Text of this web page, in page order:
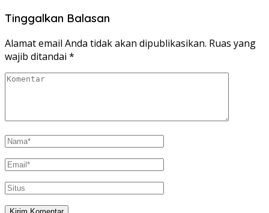
Tinggalkan Balasan
Alamat email Anda tidak akan dipublikasikan. Ruas yang
wajib ditandai *